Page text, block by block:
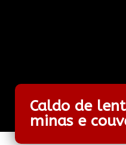
Caldo de
minas e